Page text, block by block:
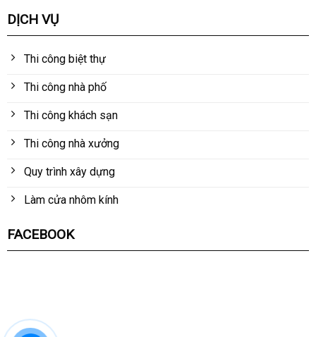
DỊCH VỤ
Thi công biệt thự
Thi công nhà phố
Thi công khách sạn
Thi công nhà xưởng
Quy trình xây dựng
Làm cửa nhôm kính
FACEBOOK